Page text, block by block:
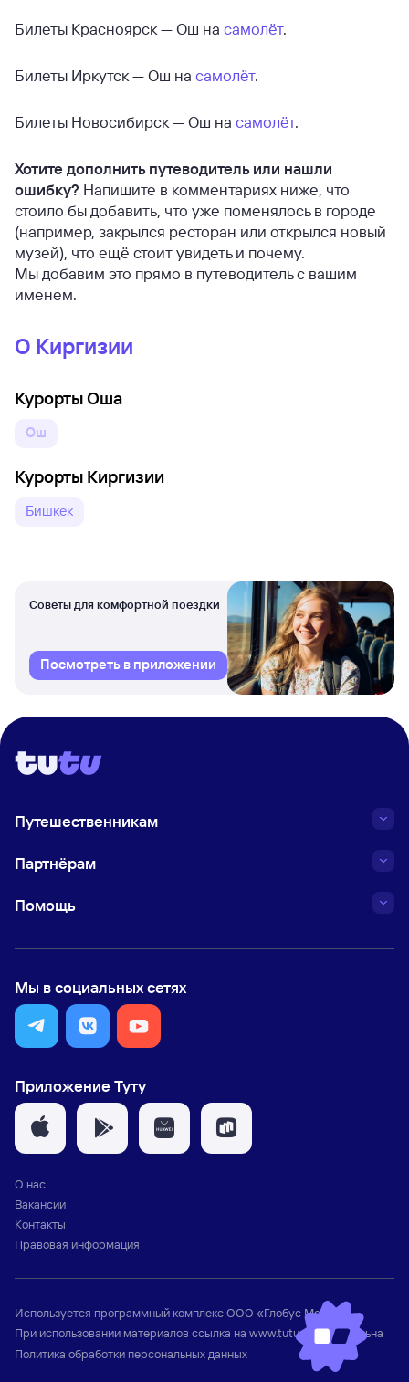
Билеты Красноярск — Ош на самолёт.
Билеты Иркутск — Ош на самолёт.
Билеты Новосибирск — Ош на самолёт.
Хотите дополнить путеводитель или нашли
ошибку? Напишите в комментариях ниже, что
стоило бы добавить, что уже поменялось в городе
(например, закрылся ресторан или открылся новый
музей), что ещё стоит увидеть и почему.
Мы добавим это прямо в путеводитель с вашим
именем.
О Киргизии
Курорты Оша
Ош
Курорты Киргизии
Бишкек
Советы для комфортной поездки
Посмотреть в приложении
Путешественникам
Партнёрам
Помощь
Мы в социальных сетях
Приложение Туту
О нас
Вакансии
Контакты
Правовая информация
Используется программный комплексООО «Глобус Медиа»
При использовании материалов ссылка на www.tutu.ru обязательна
Политика обработки персональных данных